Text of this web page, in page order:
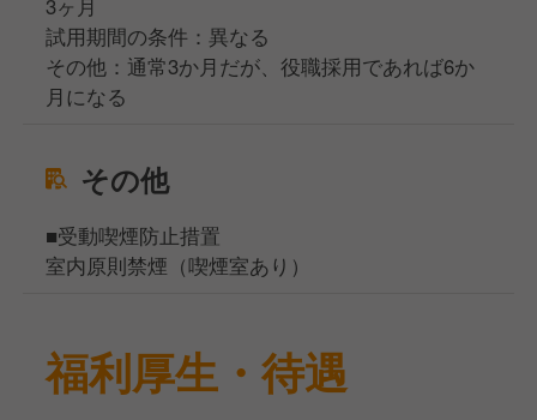
3ヶ月
試用期間の条件：異なる
その他：通常3か月だが、役職採用であれば6か
月になる
その他
■受動喫煙防止措置
室内原則禁煙（喫煙室あり）
福利厚生・待遇